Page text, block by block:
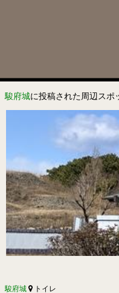
駿府城に投稿された周辺スポ
駿府城 トイレ